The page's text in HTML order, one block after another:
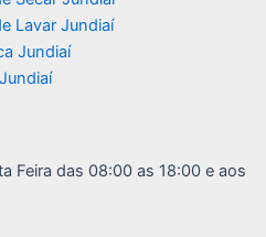
Lavar Jundiaí
Jundiaí
Feira das 08:00 as 18:00 e aos